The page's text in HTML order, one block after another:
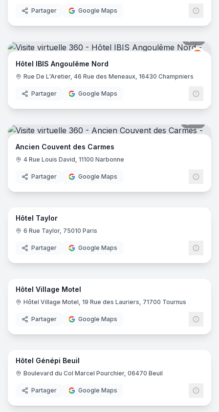
Partager Google Maps
Ibis
Hôtel IBIS Angoulême Nord
Rue De L'Aretier, 46 Rue des Meneaux, 16430 Champniers
Partager Google Maps
Ancien Couvent des Carmes
4 Rue Louis David, 11100 Narbonne
Partager Google Maps
25
Hôtel Taylor
6 Rue Taylor, 75010 Paris
Partager Google Maps
29
Hôtel Village Motel
Hôtel Village Motel, 19 Rue des Lauriers, 71700 Tournus
Partager Google Maps
24
Hôtel Génépi Beuil
Boulevard du Col Marcel Pourchier, 06470 Beuil
Partager Google Maps